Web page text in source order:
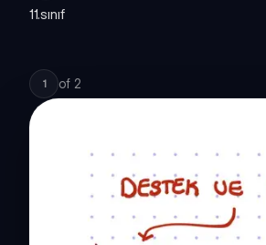
11.sınıf
1 of 2